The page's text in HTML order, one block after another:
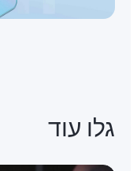
גלו עוד